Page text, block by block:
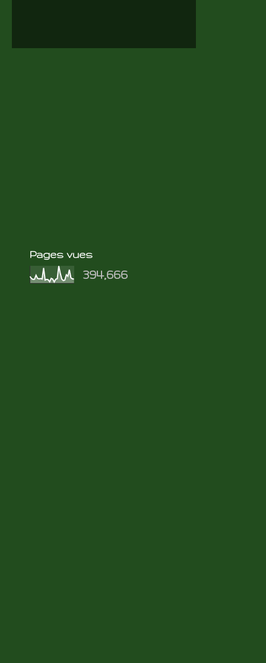
Pages vues
394,666